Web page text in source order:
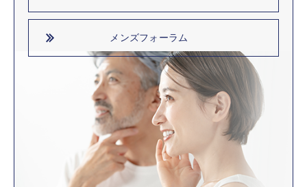
メンズフォーラム